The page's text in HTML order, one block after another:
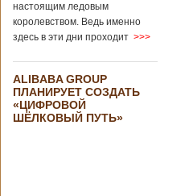
Как
свидетельствуют
данные, которые
Федеральным
статистическим
ведомством
Германии, в 2018
настоящим ледовым
королевством. Ведь именно
здесь в эти дни проходит >>>
ALIBABA GROUP
ПЛАНИРУЕТ СОЗДАТЬ
«ЦИФРОВОЙ
ШЁЛКОВЫЙ ПУТЬ»